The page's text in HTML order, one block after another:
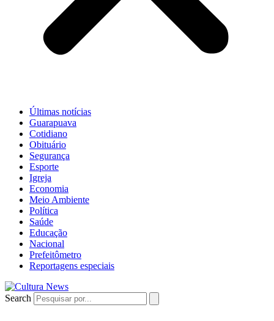
Últimas notícias
Guarapuava
Cotidiano
Obituário
Segurança
Esporte
Igreja
Economia
Meio Ambiente
Política
Saúde
Educação
Nacional
Prefeitômetro
Reportagens especiais
Search